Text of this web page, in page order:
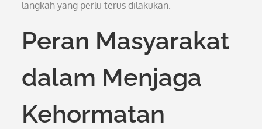
langkah yang perlu terus dilakukan.
Peran Masyarakat
dalam Menjaga
Kehormatan